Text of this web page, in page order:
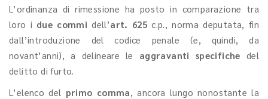
L’ordinanza di rimessione ha posto in comparazione tra
loro i due commidell’art. 625 c.p., norma deputata, fin
dall’introduzione del codice penale (e, quindi, da
novant’anni), a delineare le aggravanti specifiche del
delitto di furto.
L’elenco del primo comma, ancora lungo nonostante la